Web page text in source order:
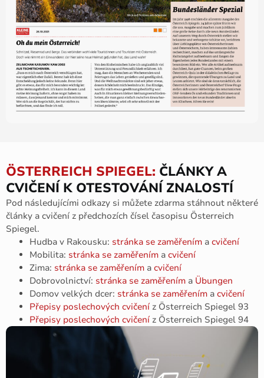
ÖSTERREICH SPIEGEL: ČLÁNKY A
CVIČENÍ K OTESTOVÁNÍ ZNALOSTÍ
Pod následujícími odkazy si můžete zdarma stáhnout některé
články a cvičení z předchozích čísel časopisu Österreich
Spiegel.
Hudba v Rakousku: stránka se zaměřením a cvičení
Mobilita: stránka se zaměřením a cvičení
Zima: stránka se zaměřením a cvičení
Dobrovolnictví: stránka se zaměřením a Übungen
Domov velkých dcer: stránka se zaměřením a cvičení
Přepisy poslechových cvičení z Österreich Spiegel 93
Přepisy poslechových cvičení z Österreich Spiegel 94